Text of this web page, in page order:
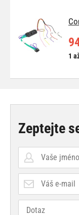
1
Zeptejte